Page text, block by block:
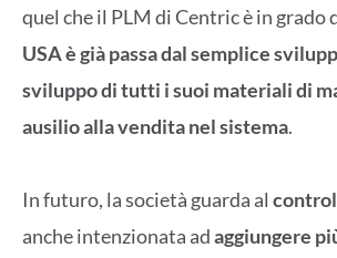
quel che il PLM di Centric è in grado
USA è già passa dal semplice
sviluppo di tutti i suoi materiali di
ausilio alla vendita nel sistema.
In futuro, la società guarda al
anche intenzionata adaggiungere